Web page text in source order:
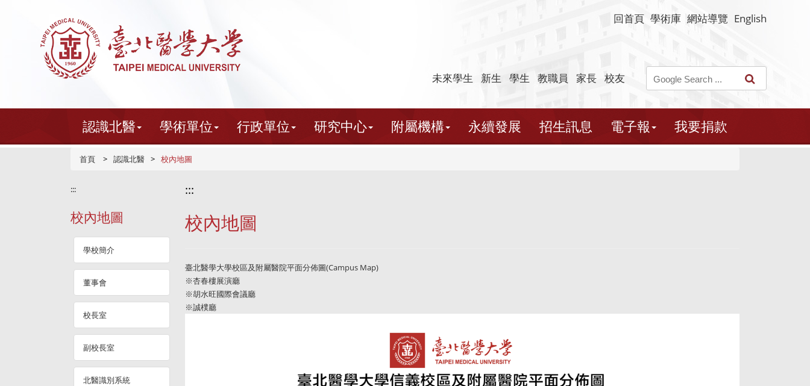
回首頁 學術庫 網站導覽 English
未來學生 新生 學生 教職員 家長 校友
認識北醫 學術單位 行政單位 研究中心 附屬機構 永續發展 招生訊息 電子報 我要捐款
首頁 認識北醫 校內地圖
:::
校內地圖
學校簡介
董事會
校長室
副校長室
北醫識別系統
:::
校內地圖
臺北醫學大學校區及附屬醫院平面分佈圖(Campus Map)
※杏春樓展演廳
※胡水旺國際會議廳
※誠樸廳